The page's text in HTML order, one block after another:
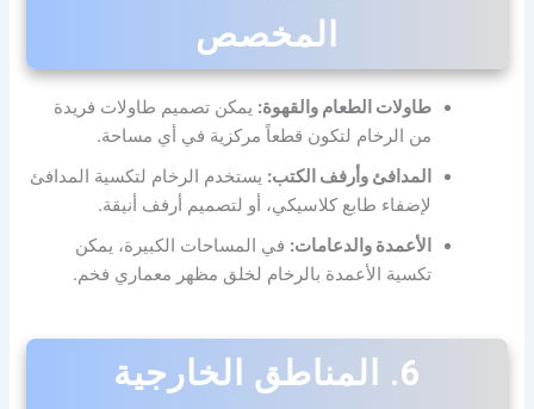
المخصص
طاولات الطعام والقهوة: يمكن تصميم طاولات فريدة
من الرخام لتكون قطعاً مركزية في أي مساحة.
المدافئ وأرفف الكتب: يستخدم الرخام لتكسية المدافئ
لإضفاء طابع كلاسيكي، أو لتصميم أرفف أنيقة.
الأعمدة والدعامات: في المساحات الكبيرة، يمكن
تكسية الأعمدة بالرخام لخلق مظهر معماري فخم.
6. المناطق الخارجية